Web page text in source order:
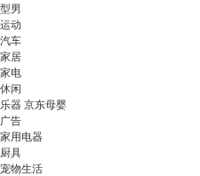
型男
运动
汽车
家居
家电
休闲
乐器 京东母婴
广告
家用电器
厨具
宠物生活